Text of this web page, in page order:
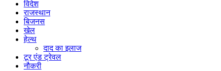
विदेश
राजस्थान
बिजनस
खेल
हेल्थ
दाद का इलाज
टूर एंड ट्रेवल
नौकरी